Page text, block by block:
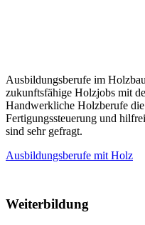
Ausbildungsberufe im
zukunftsfähige Holzjobs mit
Handwerkliche Holzberufe
Fertigungssteuerung und
sind sehr gefragt.
Ausbildungsberufe mit Holz
Weiterbildung